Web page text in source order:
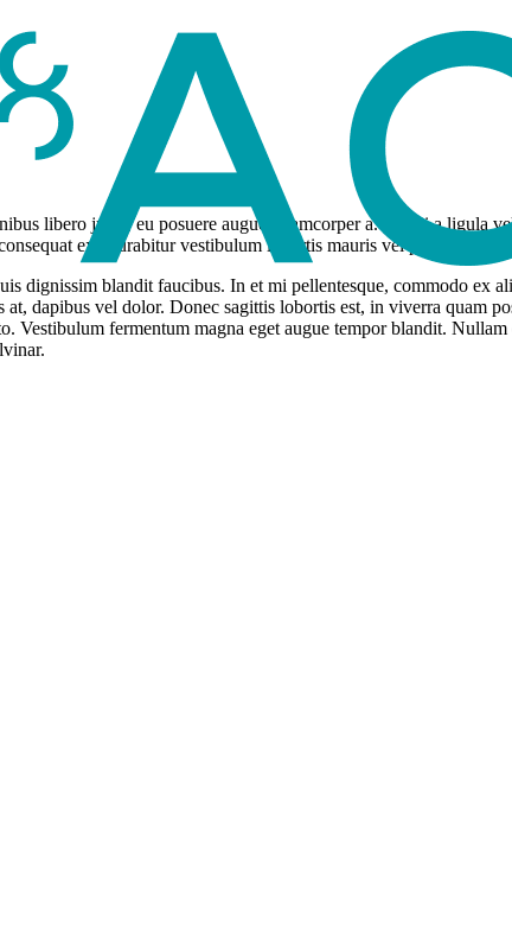
libero justo, eu posuere augue ullamcorper a. Morbi a ligula
ex. Curabitur vestibulum lobortis mauris vel pretium.
dignissim blandit faucibus. In et mi pellentesque, commodo ex
dapibus vel dolor. Donec sagittis lobortis est, in viverra quam
Vestibulum fermentum magna eget augue tempor blandit.